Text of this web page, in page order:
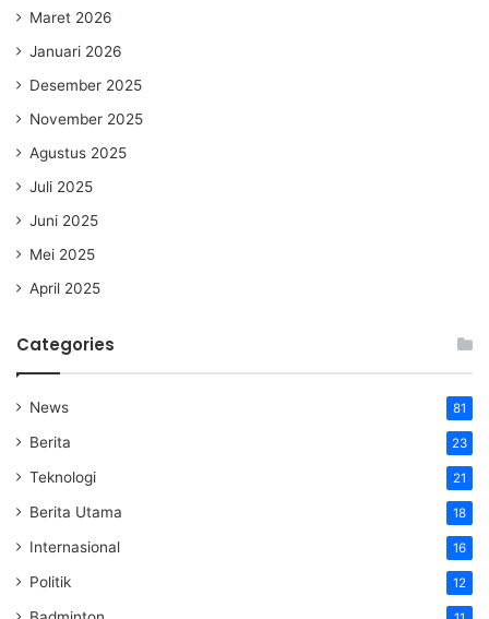
Maret 2026
Januari 2026
Desember 2025
November 2025
Agustus 2025
Juli 2025
Juni 2025
Mei 2025
April 2025
Categories
News 81
Berita 23
Teknologi 21
Berita Utama 18
Internasional 16
Politik 12